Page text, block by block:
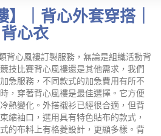
】｜背心外套穿搭｜
背心衣
背心風褸訂製服務，無論是組織活動背
技比賽背心風褸還是其他需求，我們
急服務，不同款式的加急費用有所不
，穿著背心風褸是最佳選擇。它方便
熱變化。外搭襯衫已經很合適，但背
縮袖口，選用具有特色貼布的款式，
的布料上有格菱設計，更顯多樣。背